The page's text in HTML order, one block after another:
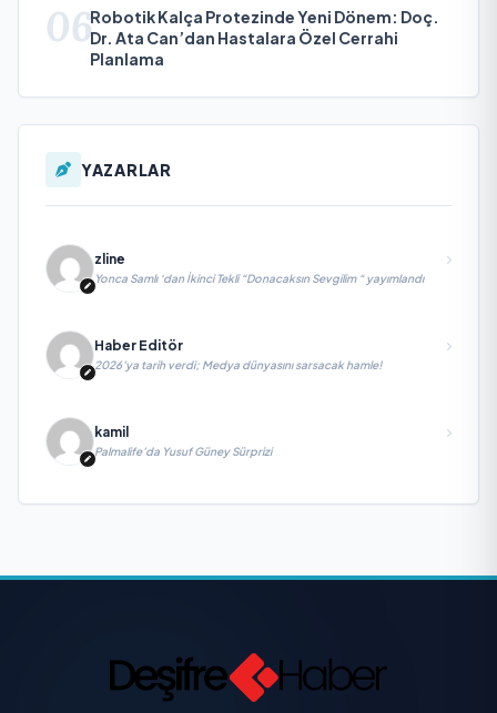
06Robotik Kalça Protezinde Yeni Dönem: Doç.
Dr. Ata Can’dan Hastalara Özel Cerrahi
Planlama
YAZARLAR
zline
Yonca Samlı ‘dan İkinci Tekli “Donacaksın Sevgilim “ yayımlandı
Haber Editör
2026’ya tarih verdi; Medya dünyasını sarsacak hamle!
kamil
Palmalife’da Yusuf Güney Sürprizi